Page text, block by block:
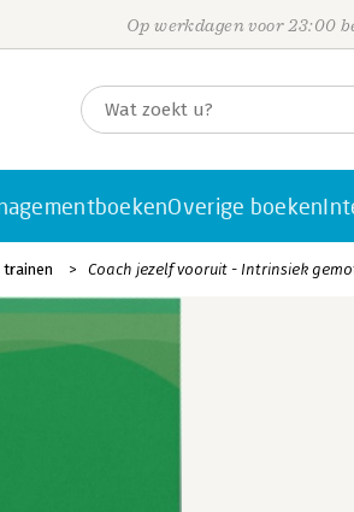
Op werkdagen voor 23:00
Overige boeken
trainen Coach jezelf vooruit - Intrinsiek